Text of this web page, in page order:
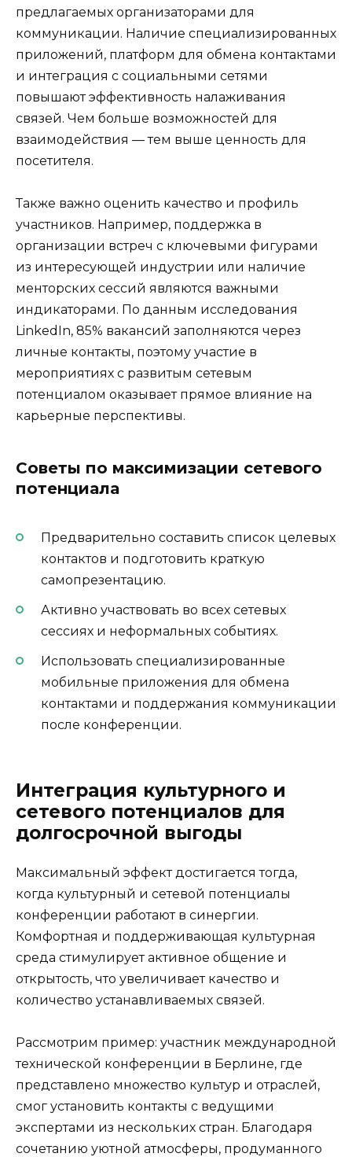
предлагаемых организаторами для
коммуникации. Наличие специализированных
приложений, платформ для обмена контактами
и интеграция с социальными сетями
повышают эффективность налаживания
связей. Чем больше возможностей для
взаимодействия — тем выше ценность для
посетителя.
Также важно оценить качество и профиль
участников. Например, поддержка в
организации встреч с ключевыми фигурами
из интересующей индустрии или наличие
менторских сессий являются важными
индикаторами. По данным исследования
LinkedIn, 85% вакансий заполняются через
личные контакты, поэтому участие в
мероприятиях с развитым сетевым
потенциалом оказывает прямое влияние на
карьерные перспективы.
Советы по максимизации сетевого
потенциала
Предварительно составить список целевых
контактов и подготовить краткую
самопрезентацию.
Активно участвовать во всех сетевых
сессиях и неформальных событиях.
Использовать специализированные
мобильные приложения для обмена
контактами и поддержания коммуникации
после конференции.
Интеграция культурного и
сетевого потенциалов для
долгосрочной выгоды
Максимальный эффект достигается тогда,
когда культурный и сетевой потенциалы
конференции работают в синергии.
Комфортная и поддерживающая культурная
среда стимулирует активное общение и
открытость, что увеличивает качество и
количество устанавливаемых связей.
Рассмотрим пример: участник международной
технической конференции в Берлине, где
представлено множество культур и отраслей,
смог установить контакты с ведущими
экспертами из нескольких стран. Благодаря
сочетанию уютной атмосферы, продуманного